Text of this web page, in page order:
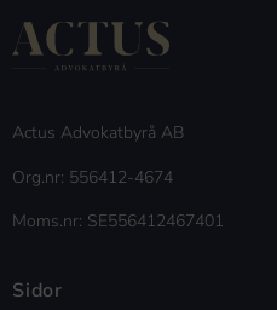
Actus Advokatbyrå AB
Org.nr: 556412-4674
Moms.nr: SE556412467401
Sidor